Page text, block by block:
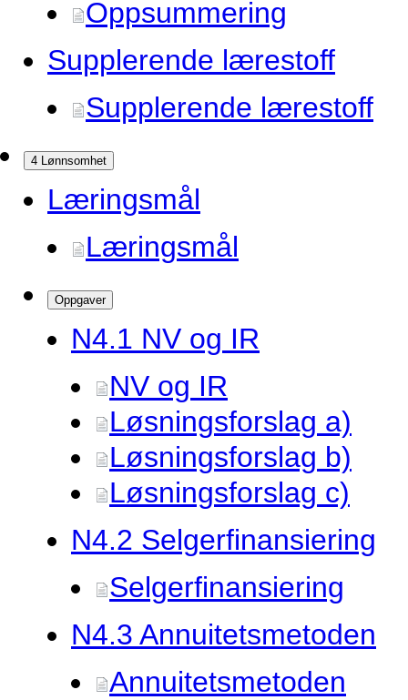
Oppsummering
Supplerende lærestoff
Supplerende lærestoff
4 Lønnsomhet
Læringsmål
Læringsmål
Oppgaver
N4.1 NV og IR
NV og IR
Løsningsforslag a)
Løsningsforslag b)
Løsningsforslag c)
N4.2 Selgerfinansiering
Selgerfinansiering
N4.3 Annuitetsmetoden
Annuitetsmetoden